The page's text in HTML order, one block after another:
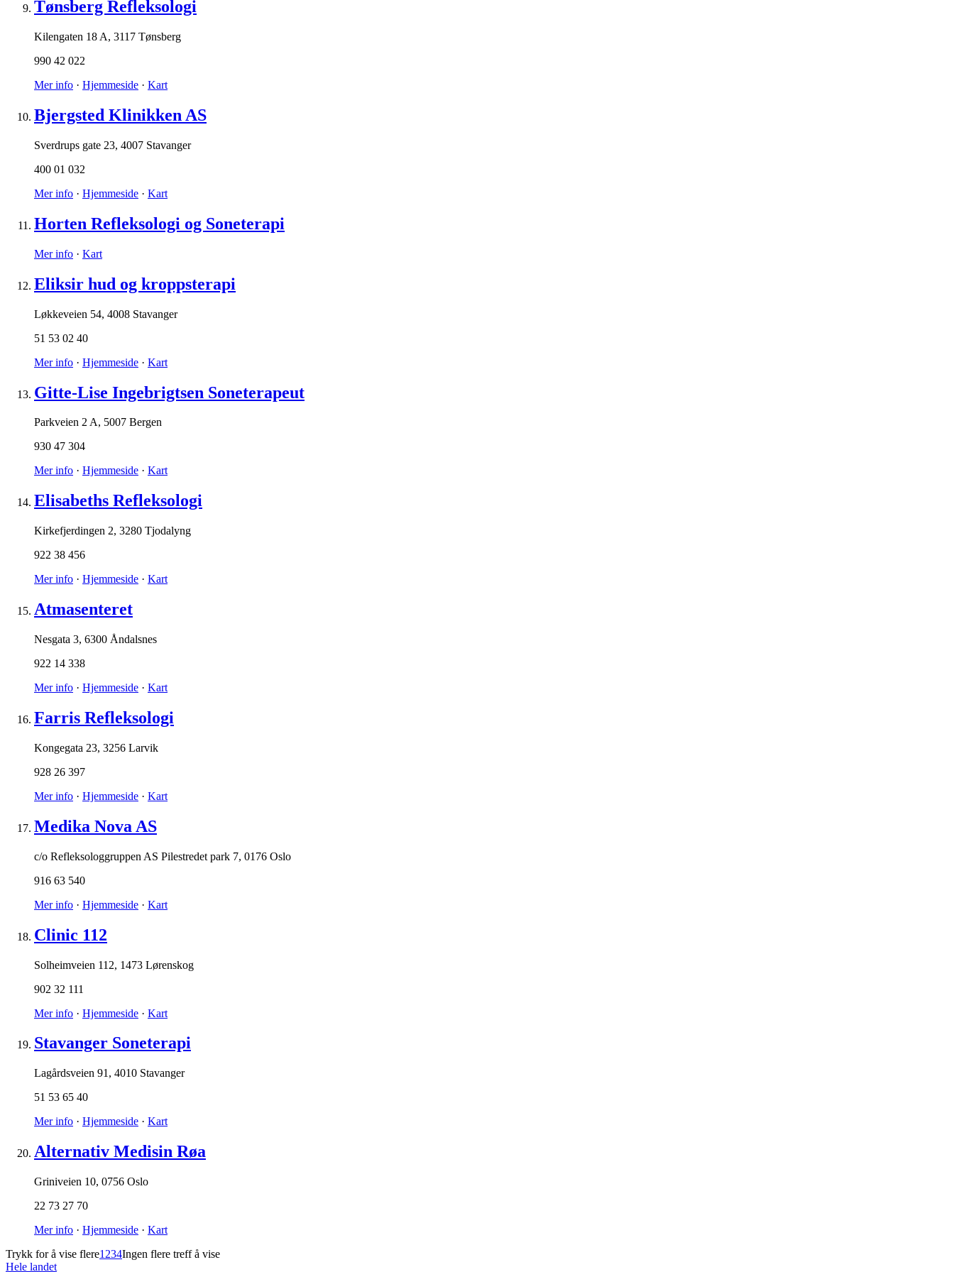
Tønsberg Refleksologi
Kilengaten 18 A, 3117 Tønsberg
990 42 022
Mer info · Hjemmeside · Kart
Bjergsted Klinikken AS
Sverdrups gate 23, 4007 Stavanger
400 01 032
Mer info · Hjemmeside · Kart
Horten Refleksologi og Soneterapi
Mer info · Kart
Eliksir hud og kroppsterapi
Løkkeveien 54, 4008 Stavanger
51 53 02 40
Mer info · Hjemmeside · Kart
Gitte-Lise Ingebrigtsen Soneterapeut
Parkveien 2 A, 5007 Bergen
930 47 304
Mer info · Hjemmeside · Kart
Elisabeths Refleksologi
Kirkefjerdingen 2, 3280 Tjodalyng
922 38 456
Mer info · Hjemmeside · Kart
Atmasenteret
Nesgata 3, 6300 Åndalsnes
922 14 338
Mer info · Hjemmeside · Kart
Farris Refleksologi
Kongegata 23, 3256 Larvik
928 26 397
Mer info · Hjemmeside · Kart
Medika Nova AS
c/o Refleksologgruppen AS Pilestredet park 7, 0176 Oslo
916 63 540
Mer info · Hjemmeside · Kart
Clinic 112
Solheimveien 112, 1473 Lørenskog
902 32 111
Mer info · Hjemmeside · Kart
Stavanger Soneterapi
Lagårdsveien 91 , 4010 Stavanger
51 53 65 40
Mer info · Hjemmeside · Kart
Alternativ Medisin Røa
Griniveien 10, 0756 Oslo
22 73 27 70
Mer info · Hjemmeside · Kart
Trykk for å vise flere1 234Ingen flere treff å vise
Hele landet